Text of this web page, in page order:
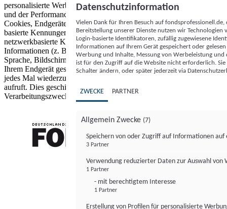
personalisierte Werbung und Inhalte, Messung von Werbeleistung
und der Performance von Inhalten sowie Zielgruppenforschung.
Cookies, Endgeräte- oder ähnliche Online-Kennungen (z. B. login-
basierte Kennungen, zufällig generierte Kennungen,
netzwerkbasierte Kennungen) können zusammen mit anderen
Informationen (z. B. Browsertyp und Browserinformationen,
Sprache, Bildschirmgröße, unterstützte Technologien usw.) auf
Ihrem Endgerät gespeichert oder von dort ausgelesen werden, um es
jedes Mal wiederzuerkennen, wenn es eine App oder einer Webseite
aufruft. Dies geschieht für einen oder mehrere der hier aufgeführten
Verarbeitungszwecke.
Datenschutzinformation
Vielen Dank für Ihren Besuch auf
Bereitstellung unserer Dienste nutzen wir Technologien
Login-basierte Identifikatoren, zufällig zugewiesene
Informationen auf Ihrem Gerät gespeichert oder
Werbung und Inhalte, Messung von Werbeleistung
ist für den Zugriff auf die Website nicht erforderlich.
Schalter ändern, oder später jederzeit via
ZWECKE PARTNER
Allgemein Zwecke (7)
Speichern von oder Zugriff auf Informationen auf
3 Partner
Verwendung reduzierter Daten zur Auswahl von
1 Partner
- mit berechtigtem Interesse
1 Partner
Erstellung von Profilen für personalisierte
FONDS professionell